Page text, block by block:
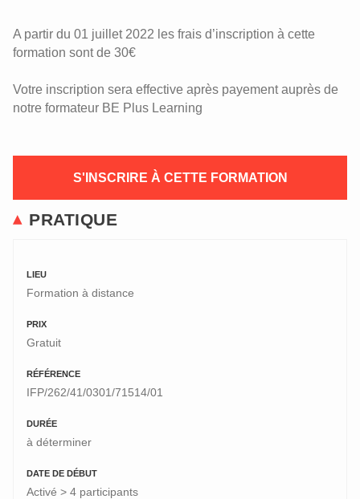
A partir du 01 juillet 2022 les frais d’inscription à cette
formation sont de 30€
Votre inscription sera effective après payement auprès de
notre formateur BE Plus Learning
S'INSCRIRE À CETTE FORMATION
PRATIQUE
LIEU
Formation à distance
PRIX
Gratuit
RÉFÉRENCE
IFP/262/41/0301/71514/01
DURÉE
à déterminer
DATE DE DÉBUT
Activé > 4 participants